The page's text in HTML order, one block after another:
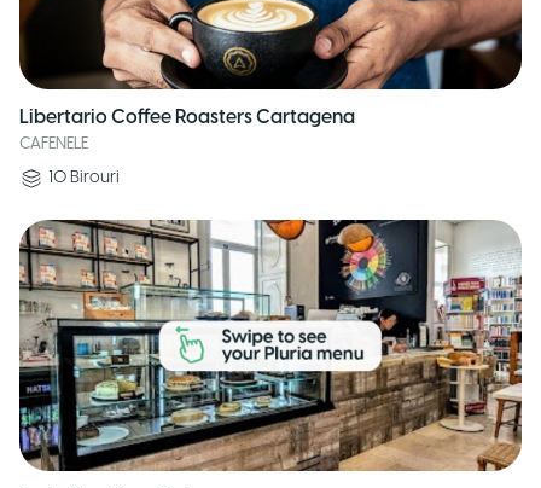
Libertario Coffee Roasters Cartagena
CAFENELE
10 Birouri